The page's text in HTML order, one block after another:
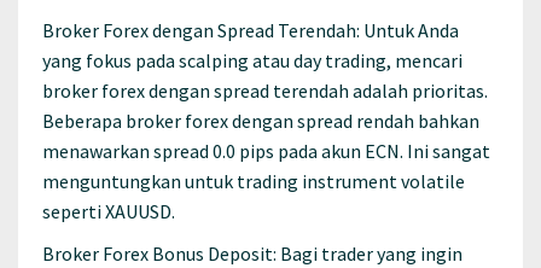
Broker Forex dengan Spread Terendah: Untuk Anda
yang fokus pada scalping atau day trading, mencari
broker forex dengan spread terendah adalah prioritas.
Beberapa broker forex dengan spread rendah bahkan
menawarkan spread 0.0 pips pada akun ECN. Ini sangat
menguntungkan untuk trading instrument volatile
seperti XAUUSD.
Broker Forex Bonus Deposit: Bagi trader yang ingin